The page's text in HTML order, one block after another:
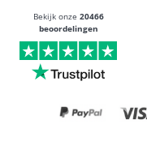
Bekijk onze 20466
beoordelingen